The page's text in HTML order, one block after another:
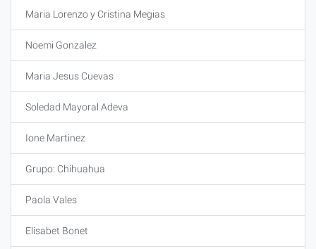
Maria Lorenzo y Cristina Megias
Noemi Gonzalez
Maria Jesus Cuevas
Soledad Mayoral Adeva
Ione Martinez
Grupo: Chihuahua
Paola Vales
Elisabet Bonet